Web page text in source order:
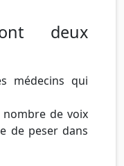
deux
médecins qui
nombre de voix
de peser dans